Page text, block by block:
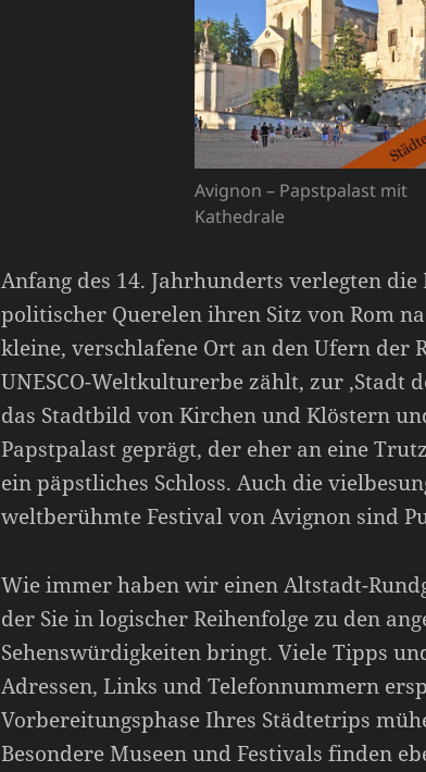
Avignon – Papstpalast mit
Kathedrale
Anfang des 14. Jahrhunderts verlegten
politischer Querelen ihren Sitz von Rom
kleine, verschlafene Ort an den Ufern der
UNESCO-Weltkulturerbe zählt, zur ‚Stadt
das Stadtbild von Kirchen und Klöstern
Papstpalast geprägt, der eher an eine
ein päpstliches Schloss. Auch die
weltberühmte Festival von Avignon sind
Wie immer haben wir einen Altstadt-
der Sie in logischer Reihenfolge zu den
Sehenswürdigkeiten bringt. Viele Tipps
Adressen, Links und Telefonnummern
Vorbereitungsphase Ihres Städtetrips
Besondere Museen und Festivals finden